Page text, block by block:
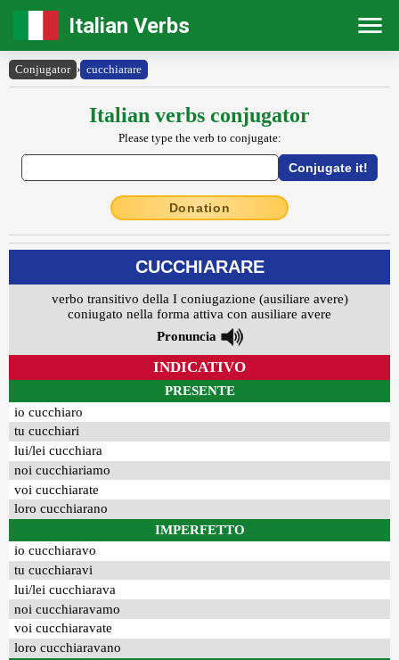
Italian Verbs
Conjugator › cucchiarare
Italian verbs conjugator
Please type the verb to conjugate:
Donation
CUCCHIARARE
verbo transitivo della I coniugazione (ausiliare avere)
coniugato nella forma attiva con ausiliare avere
Pronuncia
INDICATIVO
PRESENTE
io cucchiaro
tu cucchiari
lui/lei cucchiara
noi cucchiariamo
voi cucchiarate
loro cucchiarano
IMPERFETTO
io cucchiaravo
tu cucchiaravi
lui/lei cucchiarava
noi cucchiaravamo
voi cucchiaravate
loro cucchiaravano